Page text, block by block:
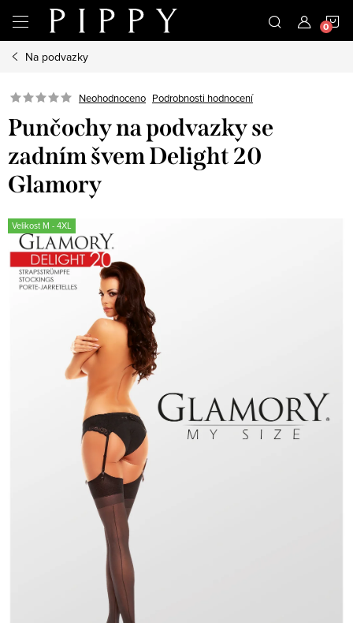
obsah
Na podvazky
Neohodnoceno Podrobnosti hodnocení
Punčochy na podvazky se
zadním švem Delight 20
Glamory
Velikost M - 4XL